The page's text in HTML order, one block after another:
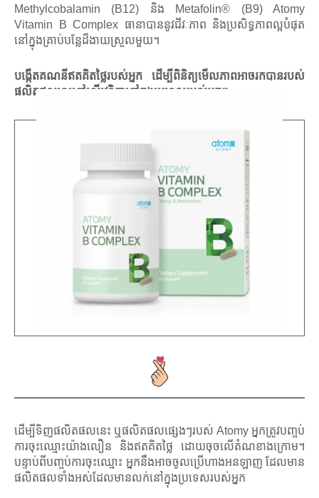
Methylcobalamin (B12) និង Metafolin® (B9) Atomy
Vitamin B Complex ធានាបាននូវជីវៈភាព និងប្រសិទ្ធភាពល្អបំផុត
នៅក្នុងគ្រាប់បន្លែដ៏ងាយស្រួលមួយ។
បង្កើតគណនីឥតគិតថ្លៃរបស់អ្នក ដើម្បីពិនិត្យមើលភាពអាចរកបានរបស់
ផលិតផលនេះនៅលើវេទិកានៅក្នុងប្រទេសរបស់អ្នក។.
ដើម្បីទិញផលិតផលនេះ ឬផលិតផលផ្សេងៗរបស់ Atomy អ្នកត្រូវបញ្ចប់
ការចុះឈ្មោះយ៉ាងលឿន និងឥតគិតថ្លៃ ដោយចុចលើតំណខាងក្រោម។
បន្ទាប់ពីបញ្ចប់ការចុះឈ្មោះ អ្នកនឹងអាចចូលប្រើហាងអនឡាញ ដែលមាន
ផលិតផលទាំងអស់ដែលមានលក់នៅក្នុងប្រទេសរបស់អ្នក